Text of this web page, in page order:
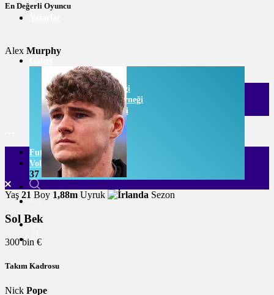
Listeli Galeri Örneği
Numaralı Galeri Örneği
Video Galeri Örneği
Futbol
Voleybol
En Değerli Oyuncu
Alex Murphy
37
Yaş 21 Boy 1,88m Uyruk Sezon
Sol Bek
300 bin €
Takım Kadrosu
Nick Pope